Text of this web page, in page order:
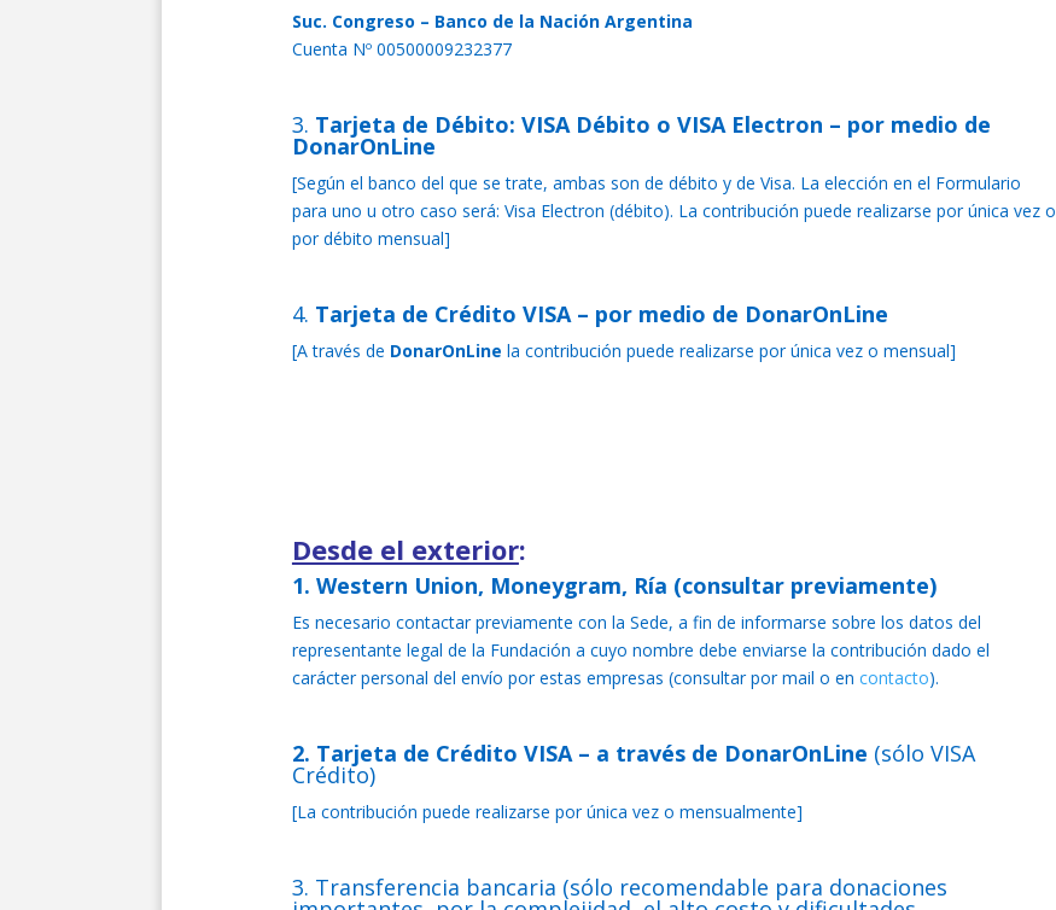
Suc. Congreso – Banco de la Nación Argentina
Cuenta Nº 00500009232377
3. Tarjeta de Débito: VISA Débito o VISA Electron – por medio de
DonarOnLine
[Según el banco del que se trate, ambas son de débito y de Visa. La elección en el Formulario
para uno u otro caso será: Visa Electron (débito). La contribución puede realizarse por única vez o
por débito mensual]
4. Tarjeta de Crédito VISA – por medio de DonarOnLine
[A través de DonarOnLine la contribución puede realizarse por única vez o mensual]
Desde el exterior:
1. Western Union, Moneygram, Ría (consultar previamente)
Es necesario contactar previamente con la Sede, a fin de informarse sobre los datos del
representante legal de la Fundación a cuyo nombre debe enviarse la contribución dado el
carácter personal del envío por estas empresas (consultar por mail o en contacto).
2. Tarjeta de Crédito VISA – a través de DonarOnLine (sólo VISA
Crédito)
[La contribución puede realizarse por única vez o mensualmente]
3. Transferencia bancaria (sólo recomendable para donaciones